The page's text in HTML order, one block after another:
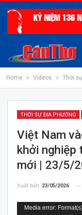
Home Videos Thời
THỜI SỰ ĐỊA PHƯƠNG
Việt Nam
khởi nghiệp
mới | 23/5/
Xuất bản 23/05/2026
Trình
Media error: